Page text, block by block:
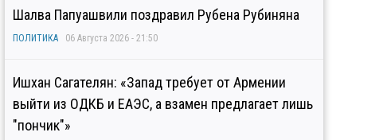
Шалва Папуашвили поздравил Рубена Рубиняна
ПОЛИТИКА 06 Августа 2026 - 21:50
Ишхан Сагателян: «Запад требует от Армении
выйти из ОДКБ и ЕАЭС, а взамен предлагает лишь
"пончик"»